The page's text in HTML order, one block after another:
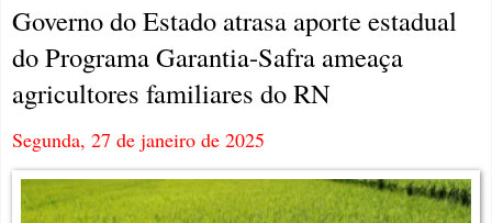
Governo do Estado atrasa aporte estadual
do Programa Garantia-Safra ameaça
agricultores familiares do RN
Segunda, 27 de janeiro de 2025